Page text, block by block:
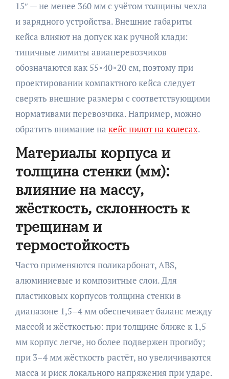
15″ — не менее 360 мм с учётом толщины чехла
и зарядного устройства. Внешние габариты
кейса влияют на допуск как ручной клади:
типичные лимиты авиаперевозчиков
обозначаются как 55×40×20 см, поэтому при
проектировании компактного кейса следует
сверять внешние размеры с соответствующими
нормативами перевозчика. Например, можно
обратить внимание на кейс пилот на колесах.
Материалы корпуса и
толщина стенки (мм):
влияние на массу,
жёсткость, склонность к
трещинам и
термостойкость
Часто применяются поликарбонат, ABS,
алюминиевые и композитные слои. Для
пластиковых корпусов толщина стенки в
диапазоне 1,5–4 мм обеспечивает баланс между
массой и жёсткостью: при толщине ближе к 1,5
мм корпус легче, но более подвержен прогибу;
при 3–4 мм жёсткость растёт, но увеличиваются
масса и риск локального напряжения при ударе.